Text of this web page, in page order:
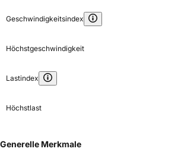
Geschwindigkeitsindex
Höchstgeschwindigkeit
Lastindex
Höchstlast
Generelle Merkmale